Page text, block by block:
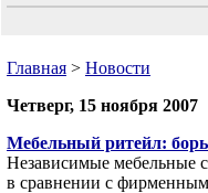
Главная > Новости
Четверг, 15 ноября 2007
Мебельный ритейл:
Независимые мебельные
в сравнении с